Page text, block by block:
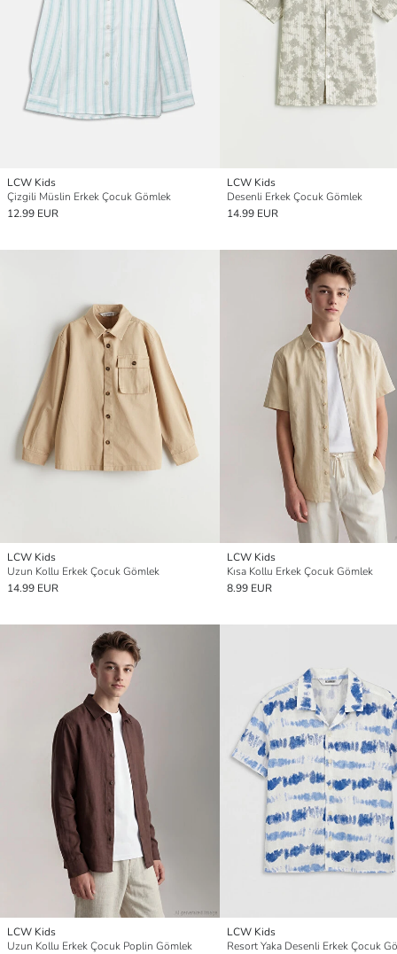
LCW Kids
Çizgili Müslin Erkek Çocuk Gömlek
12.99 EUR
LCW Kids
Desenli Erkek Çocuk Gömlek
14.99 EUR
LCW Kids
Uzun Kollu Erkek Çocuk Gömlek
14.99 EUR
LCW Kids
Kısa Kollu Erkek Çocuk Gömlek
8.99 EUR
LCW Kids
Uzun Kollu Erkek Çocuk Poplin Gömlek
LCW Kids
Resort Yaka Desenli Erkek Çocuk